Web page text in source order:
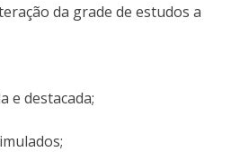
da grade de estudos a
e destacada;